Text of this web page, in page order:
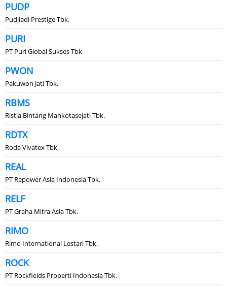
PUDP
Pudjiadi Prestige Tbk.
PURI
PT Puri Global Sukses Tbk
PWON
Pakuwon Jati Tbk.
RBMS
Ristia Bintang Mahkotasejati Tbk.
RDTX
Roda Vivatex Tbk.
REAL
PT Repower Asia Indonesia Tbk.
RELF
PT Graha Mitra Asia Tbk.
RIMO
Rimo International Lestari Tbk.
ROCK
PT Rockfields Properti Indonesia Tbk.